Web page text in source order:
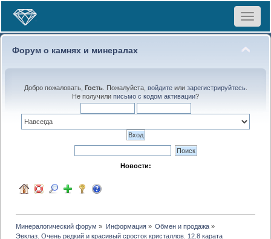
Toggle
Форум о камнях и минералах
Добро пожаловать, Гость. Пожалуйста, войдитеили зарегистрируйтесь.
Не получили письмо с кодом активации?
Новости:
Минералогический форум » Информация» Обмен и продажа»
Эвклаз. Очень редкий и красивый сросток кристаллов. 12.8 карата